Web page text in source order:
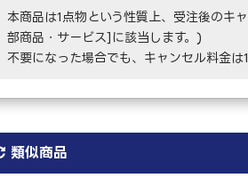
本商品は1点物という性質上、受注後のキ
部商品・サービス]に該当します。)
不要になった場合でも、キャンセル料金
類似商品